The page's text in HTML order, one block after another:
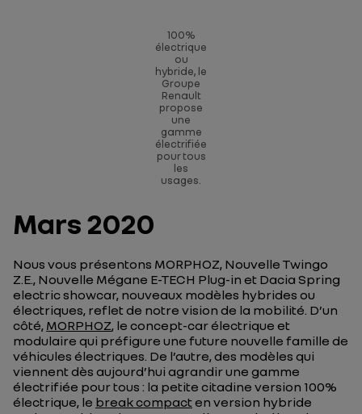
100%
électrique
ou
hybride, le
Groupe
Renault
propose
une
gamme
électrifiée
pour tous
les
usages.
Mars 2020
Nous vous présentons MORPHOZ, Nouvelle Twingo
Z.E., Nouvelle Mégane E-TECH Plug-in et Dacia Spring
electric showcar, nouveaux modèles hybrides ou
électriques, reflet de notre vision de la mobilité. D’un
côté, MORPHOZ, le concept-car électrique et
modulaire qui préfigure une future nouvelle famille de
véhicules électriques. De l’autre, des modèles qui
viennent dès aujourd’hui agrandir une gamme
électrifiée pour tous : la petite citadine version 100%
électrique, le break compacten version hybride